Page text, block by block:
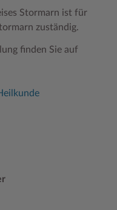
Stormarn ist für
zuständig.
finden Sie auf